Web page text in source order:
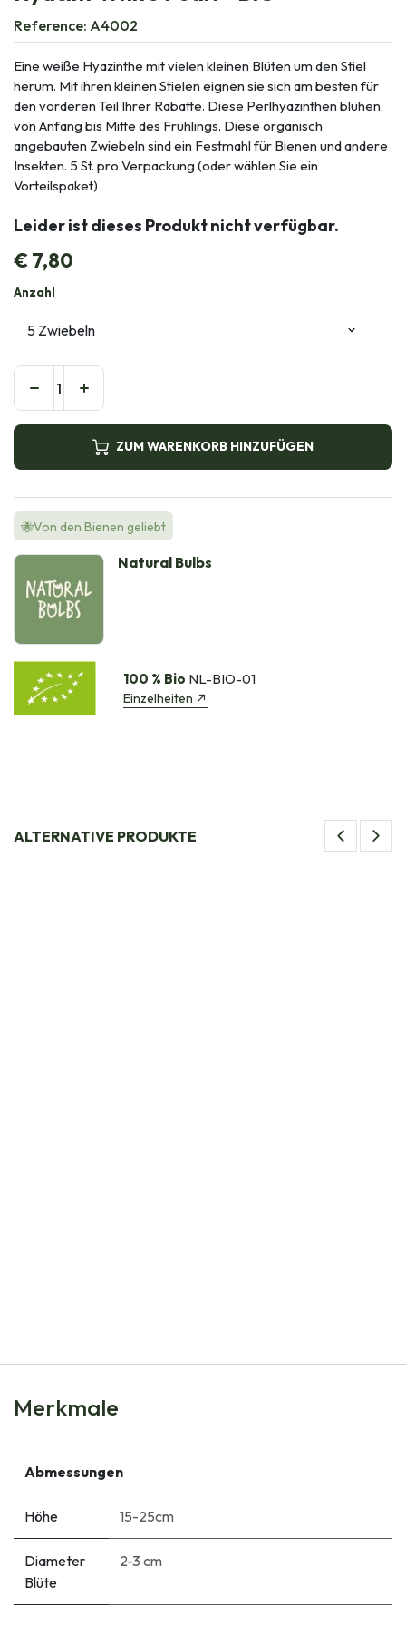
Reference: A4002
Eine weiße Hyazinthe mit vielen kleinen Blüten um den Stiel
herum. Mit ihren kleinen Stielen eignen sie sich am besten für
den vorderen Teil Ihrer Rabatte. Diese Perlhyazinthen blühen
von Anfang bis Mitte des Frühlings. Diese organisch
angebauten Zwiebeln sind ein Festmahl für Bienen und andere
Insekten. 5 St. pro Verpackung (oder wählen Sie ein
Vorteilspaket)
Leider ist dieses Produkt nicht verfügbar.
€7,80
Anzahl
ZUM WARENKORB HINZUFÜGEN
🐝Von den Bienen geliebt
Natural Bulbs
100 % Bio NL-BIO-01
Einzelheiten
ALTERNATIVE PRODUKTE
Merkmale
Abmessungen
Höhe 15-25cm
Diameter
Blüte
2-3 cm